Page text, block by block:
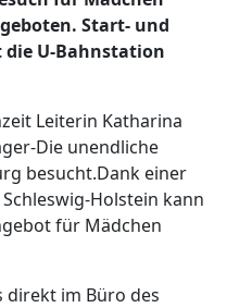
Start- und
die U-Bahnstation
Leiterin Katharina
Die unendliche
besucht.Dank einer
Holstein kann
für Mädchen
im Büro des